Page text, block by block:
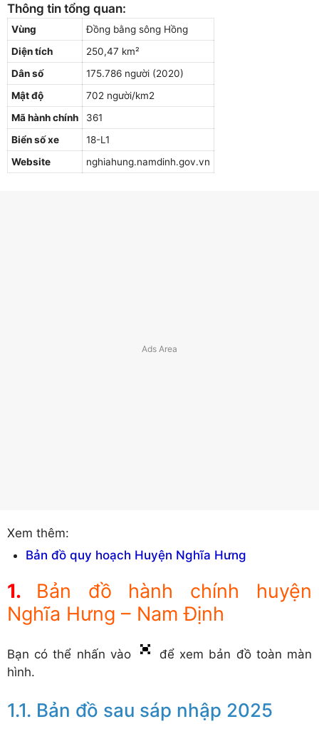
Thông tin tổng quan:
Vùng
Đồng bằng sông Hồng
Diện tích
250,47 km²
Dân số
175.786 người (2020)
Mật độ
702 người/km2
Mã hành chính
361
Biển số xe
18-L1
Website
nghiahung.namdinh.gov.vn
Xem thêm:
Bản đồ quy hoạch Huyện Nghĩa Hưng
Bản đồ hành chính huyện
Nghĩa Hưng – Nam Định
Bạn có thể nhấn vào
để xem bản đồ toàn màn
hình.
Bản đồ sau sáp nhập 2025